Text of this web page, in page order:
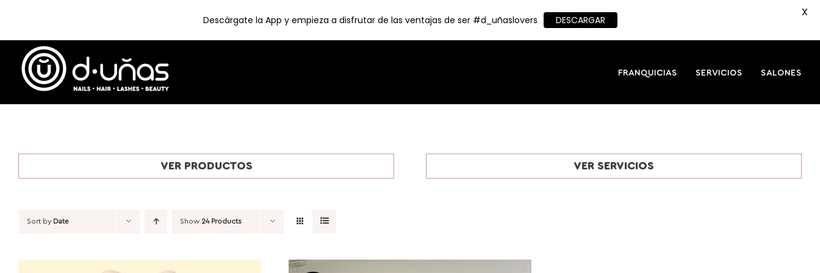
content
FRANQUICIAS SERVICIOS SALONES
VER PRODUCTOS VER SERVICIOS
Sort by Date Show 24 Products
Descárgate la App y empieza a disfrutar de las ventajas de ser #d_uñaslovers DESCARGAR
X